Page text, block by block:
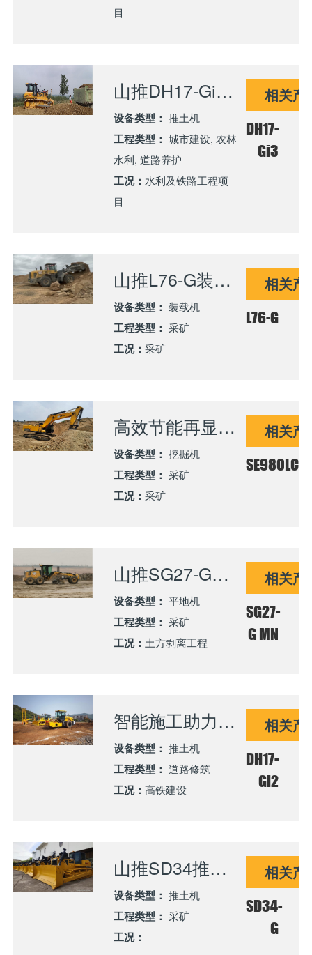
目
山推DH17-Gi3 AI推土机市场应用验证再获突破
设备类型： 推土机
工程类型： 城市建设, 农林
水利, 道路养护
工况：水利及铁路工程项
目
相关产
DH17-
Gi3
山推L76-G装载机高效助力新疆某大型露天煤矿稳产增效
设备类型： 装载机
工程类型： 采矿
工况：采矿
相关产
L76-G
高效节能再显实力 山推SE980LC亮相西部大型露天煤矿
设备类型： 挖掘机
工程类型： 采矿
工况：采矿
相关产
SE980LC
山推SG27-G矿用平地机高效助力西部大型露天煤矿土方剥离工程
设备类型： 平地机
工程类型： 采矿
工况：土方剥离工程
相关产
SG27-
G MN
智能施工助力跨海高铁建设 DH17-Gi2推土机完成工况适应性改进验证
设备类型： 推土机
工程类型： 道路修筑
工况：高铁建设
相关产
DH17-
Gi2
山推SD34推土机稳定服务云南重点煤矿，适应性优化获客户高度认可
设备类型： 推土机
工程类型： 采矿
工况：
相关产
SD34-
G